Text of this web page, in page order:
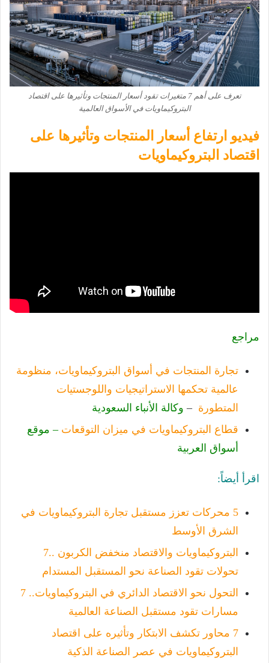
تعرف على أهم 7 متغيرات تقود أسعار المنتجات وتأثيرها على اقتصاد
البتروكيماويات في الأسواق العالمية
فيديو ارتفاع أسعار المنتجات وتأثيرها على
اقتصاد البتروكيماويات
مراجع
تجارة المنتجات في أسواق البتروكيماويات، منظومة
عالمية تحكمها الاستراتيجيات واللوجستيات
المتطورة– وكالة الأنباء السعودية
قطاع البتروكيماويات في ميزان التوقعات – موقع
أسواق العربية
اقرأ أيضاً:
5 محركات تعزز مستقبل تجارة البتروكيماويات في
الشرق الأوسط
البتروكيماويات والاقتصاد منخفض الكربون ..7
تحولات تقود الصناعة نحو المستقبل المستدام
التحول نحو الاقتصاد الدائري في البتروكيماويات.. 7
مسارات تقود مستقبل الصناعة العالمية
7 محاور تكشف الابتكار وتأثيره على اقتصاد
البتروكيماويات في عصر الصناعة الذكية